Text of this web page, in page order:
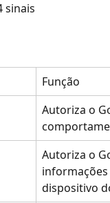
sinais
Função
Autoriza o
Autoriza o
dispositivo